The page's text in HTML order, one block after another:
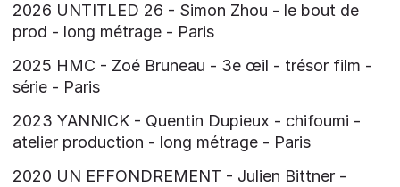
2026 UNTITLED 26 - Simon Zhou - le bout de
prod - long métrage - Paris
2025 HMC - Zoé Bruneau - 3e œil - trésor film -
série - Paris
2023 YANNICK - Quentin Dupieux - chifoumi -
atelier production - long métrage - Paris
2020 UN EFFONDREMENT - Julien Bittner -